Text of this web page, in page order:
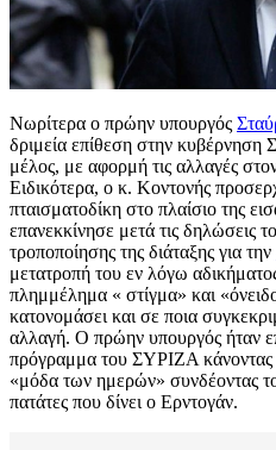
Νωρίτερα ο πρώην υπουργός
δριμεία επίθεση στην κυβέρνηση
μέλος, με αφορμή τις αλλαγές
Ειδικότερα, ο κ. Κοντονής
πταισματοδίκη στο πλαίσιο της
επανεκκίνησε μετά τις δηλώσεις
τροποποίησης της διάταξης για την
μετατροπή του εν λόγω
πλημμέλημα « στίγμα» και
κατονομάσει και σε ποια
αλλαγή. Ο πρώην υπουργός ήταν
πρόγραμμα του ΣΥΡΙΖΑ κάνοντας
«μόδα των ημερών» συνδέοντας
πατάτες που δίνει ο Ερντογάν.